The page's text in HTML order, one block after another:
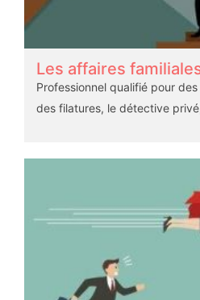
Les affaires
Professionnel qualifié pour
des filatures, le détective